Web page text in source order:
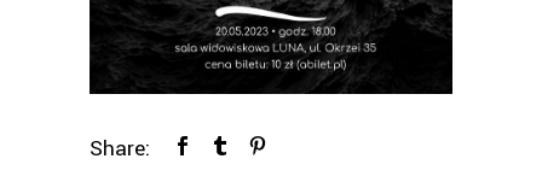
Share: